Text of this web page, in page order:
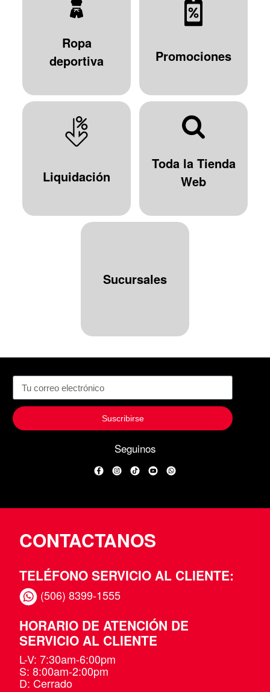
Ropa
deportiva
Promociones
Liquidación
Toda la Tienda
Web
Sucursales
Suscribirse
Seguinos
FacebookInstagram
TikTokYouTubeWhatsApp
CONTACTANOS
TELÉFONO SERVICIO AL CLIENTE:
(506) 8399-1555
HORARIO DE ATENCIÓN DE
SERVICIO AL CLIENTE
L-V: 7:30am-6:00pm
S: 8:00am-2:00pm
D: Cerrado